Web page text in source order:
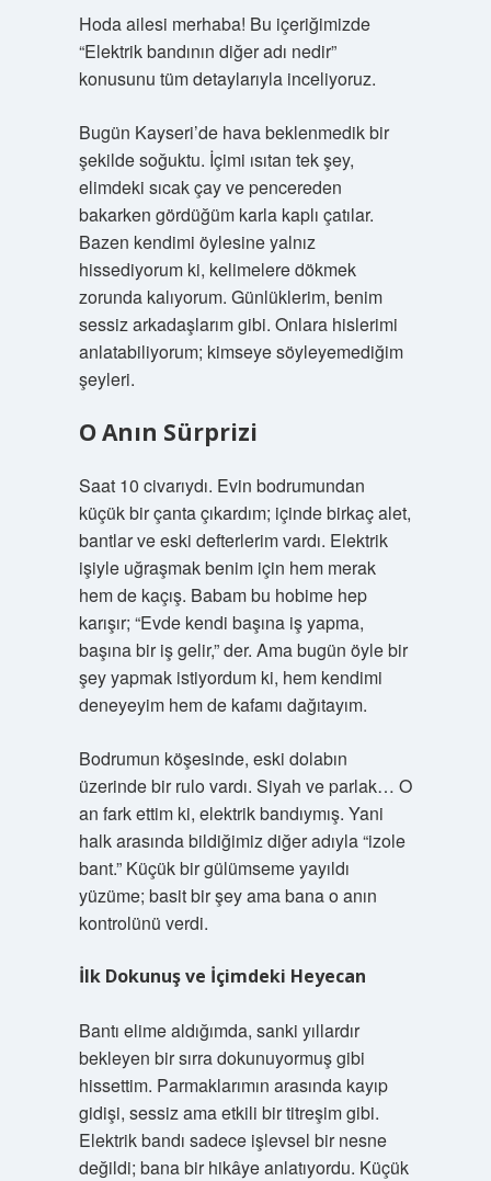
Hoda ailesi merhaba! Bu içeriğimizde
“Elektrik bandının diğer adı nedir”
konusunu tüm detaylarıyla inceliyoruz.
Bugün Kayseri’de hava beklenmedik bir
şekilde soğuktu. İçimi ısıtan tek şey,
elimdeki sıcak çay ve pencereden
bakarken gördüğüm karla kaplı çatılar.
Bazen kendimi öylesine yalnız
hissediyorum ki, kelimelere dökmek
zorunda kalıyorum. Günlüklerim, benim
sessiz arkadaşlarım gibi. Onlara hislerimi
anlatabiliyorum; kimseye söyleyemediğim
şeyleri.
O Anın Sürprizi
Saat 10 civarıydı. Evin bodrumundan
küçük bir çanta çıkardım; içinde birkaç alet,
bantlar ve eski defterlerim vardı. Elektrik
işiyle uğraşmak benim için hem merak
hem de kaçış. Babam bu hobime hep
karışır; “Evde kendi başına iş yapma,
başına bir iş gelir,” der. Ama bugün öyle bir
şey yapmak istiyordum ki, hem kendimi
deneyeyim hem de kafamı dağıtayım.
Bodrumun köşesinde, eski dolabın
üzerinde bir rulo vardı. Siyah ve parlak… O
an fark ettim ki, elektrik bandıymış. Yani
halk arasında bildiğimiz diğer adıyla “izole
bant.” Küçük bir gülümseme yayıldı
yüzüme; basit bir şey ama bana o anın
kontrolünü verdi.
İlk Dokunuş ve İçimdeki Heyecan
Bantı elime aldığımda, sanki yıllardır
bekleyen bir sırra dokunuyormuş gibi
hissettim. Parmaklarımın arasında kayıp
gidişi, sessiz ama etkili bir titreşim gibi.
Elektrik bandı sadece işlevsel bir nesne
değildi; bana bir hikâye anlatıyordu. Küçük